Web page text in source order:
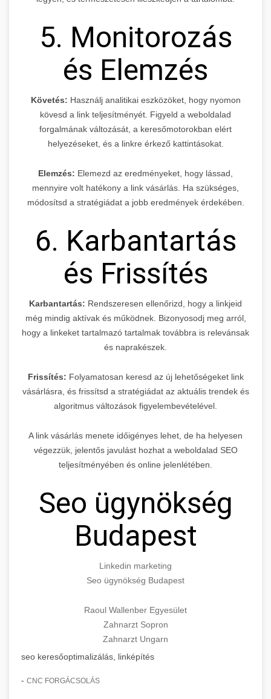
5. Monitorozás
és Elemzés
Követés: Használj analitikai eszközöket, hogy nyomon
kövesd a link teljesítményét. Figyeld a weboldalad
forgalmának változását, a keresőmotorokban elért
helyezéseket, és a linkre érkező kattintásokat.
Elemzés: Elemezd az eredményeket, hogy lássad,
mennyire volt hatékony a link vásárlás. Ha szükséges,
módosítsd a stratégiádat a jobb eredmények érdekében.
6. Karbantartás
és Frissítés
Karbantartás: Rendszeresen ellenőrizd, hogy a linkjeid
még mindig aktívak és működnek. Bizonyosodj meg arról,
hogy a linkeket tartalmazó tartalmak továbbra is relevánsak
és naprakészek.
Frissítés: Folyamatosan keresd az új lehetőségeket link
vásárlásra, és frissítsd a stratégiádat az aktuális trendek és
algoritmus változások figyelembevételével.
A link vásárlás menete időigényes lehet, de ha helyesen
végezzük, jelentős javulást hozhat a weboldalad SEO
teljesítményében és online jelenlétében.
Seo ügynökség
Budapest
Linkedin marketing
Seo ügynökség Budapest
Raoul Wallenber Egyesület
Zahnarzt Sopron
Zahnarzt Ungarn
seo keresőoptimalizálás, linképítés
- CNC FORGÁCSOLÁS